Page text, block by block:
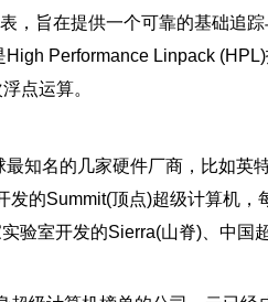
，旨在提供一个可靠的基础追
Performance Linpack
点运算。
知名的几家硬件厂商，比如英
发的Summit(顶点)超级计算机，
验室开发的Sierra(山脊)、中国